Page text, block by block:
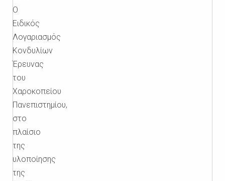
Ο
Ειδικός
Λογαριασμός
Κονδυλίων
Έρευνας
του
Χαροκοπείου
Πανεπιστημίου,
στο
πλαίσιο
της
υλοποίησης
της